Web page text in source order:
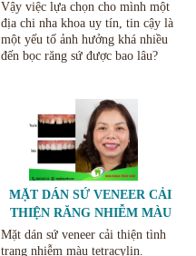
ĐỊNH TUỔI THỌ RĂNG SỨ.
Vậy việc lựa chọn cho mình một
địa chi nha khoa uy tín, tin cậy là
một yếu tố ảnh hưởng khá nhiều
đến bọc răng sứ được bao lâu?
MẶT DÁN SỨ VENEER CẢI
THIỆN RĂNG NHIỄM MÀU
TETRACYCLIN
Mặt dán sứ veneer cải thiện tình
trạng nhiễm màu tetracylin.